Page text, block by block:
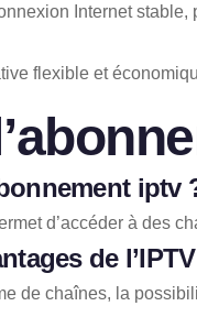
Internet
flexible et
iptv
d’accéder à des
de
de chaînes, la